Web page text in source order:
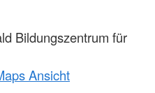
Bildungszentrum für
Ansicht